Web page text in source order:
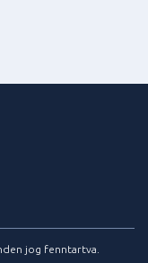
jog fenntartva.